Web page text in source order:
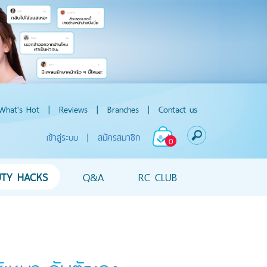
Hot | Reviews | Branches | Contact us
0
เข้าสู่ระบบ | สมัครสมาชิก
HACKS Q&A RC CLUB